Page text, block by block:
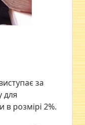
за
для
в розмірі 2%.